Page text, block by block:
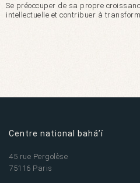
Se préoccuper de sa propre
intellectuelle et contribuer à
Centre national bahá’í
45 rue Pergolèse
75116 Paris